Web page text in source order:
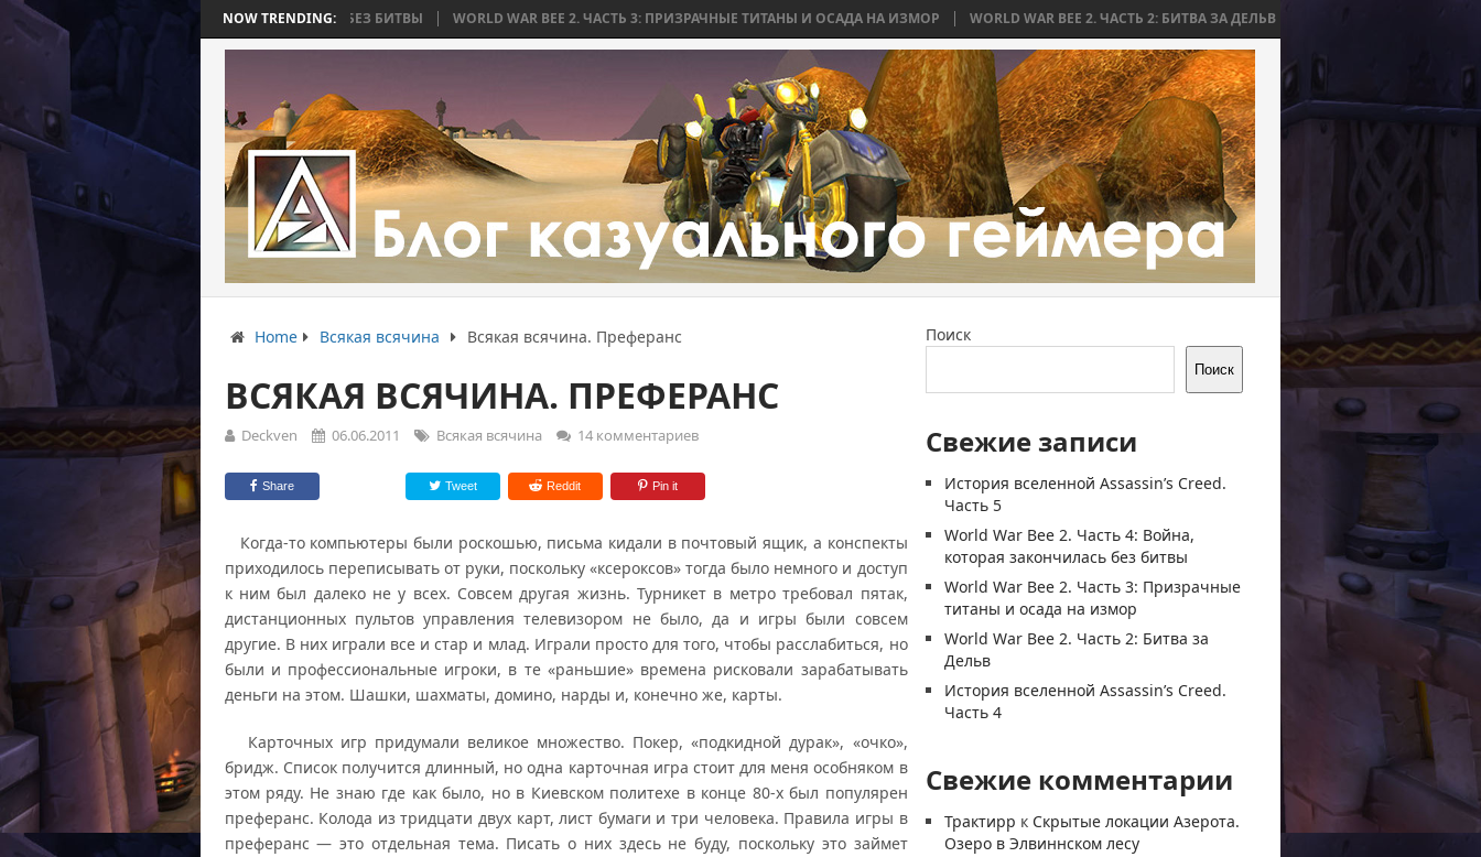
NOW TRENDING:
4: ВОЙНА, КОТОРАЯ ЗАКОНЧИЛАСЬ БЕЗ БИТВЫ WORLD WAR BEE 2. ЧАСТЬ 3: ПРИЗРАЧНЫЕ ТИТАНЫ И ОСАДА НА ИЗМОР WORLD WAR BEE 2. ЧАСТЬ 2: БИТВА ЗА ДЕЛЬВ WORLD WAR BEE 2. ЧАСТЬ 1:
Home Всякая всячина Всякая всячина. Преферанс
ВСЯКАЯ ВСЯЧИНА. ПРЕФЕРАНС
Deckven 06.06.2011 Всякая всячина 14 комментариев
Share Tweet Reddit Pin it
Когда-то компьютеры были роскошью, письма кидали в почтовый ящик, а конспекты
приходилось переписывать от руки, поскольку «ксероксов» тогда было немного и доступ
к ним был далеко не у всех. Совсем другая жизнь. Турникет в метро требовал пятак,
дистанционных пультов управления телевизором не было, да и игры были совсем
другие. В них играли все и стар и млад. Играли просто для того, чтобы расслабиться, но
были и профессиональные игроки, в те «раньшие» времена рисковали зарабатывать
деньги на этом. Шашки, шахматы, домино, нарды и, конечно же, карты.
Карточных игр придумали великое множество. Покер, «подкидной дурак», «очко»,
бридж. Список получится длинный, но одна карточная игра стоит для меня особняком в
этом ряду. Не знаю где как было, но в Киевском политехе в конце 80-х был популярен
преферанс. Колода из тридцати двух карт, лист бумаги и три человека. Правила игры в
преферанс — это отдельная тема. Писать о них здесь не буду, поскольку это займет
Поиск
Поиск
Свежие записи
История вселенной Assassin’s Creed.
Часть 5
World War Bee 2. Часть 4: Война,
которая закончилась без битвы
World War Bee 2. Часть 3: Призрачные
титаны и осада на измор
World War Bee 2. Часть 2: Битва за
Дельв
История вселенной Assassin’s Creed.
Часть 4
Свежие комментарии
Трактирр к Скрытые локации Азерота.
Озеро в Элвиннском лесу